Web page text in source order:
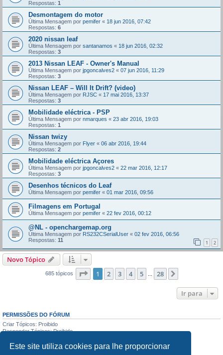
Este site utiliza cookies para lhe proporcionar
Respostas: 1
Desmontagem do motor
Última Mensagem por pemifer « 18 jun 2016, 07:42
Respostas: 6
2020 nissan leaf
Última Mensagem por santanamos « 18 jun 2016, 02:32
Respostas: 3
2013 Nissan LEAF - Owner's Manual
Última Mensagem por jpgoncalves2 « 07 jun 2016, 11:29
Respostas: 3
Nissan LEAF – Will It Drift? (video)
Última Mensagem por RJSC « 17 mai 2016, 13:37
Respostas: 3
Mobilidade eléctrica - PSP
Última Mensagem por nmarques « 23 abr 2016, 19:03
Respostas: 1
Nissan twizy
Última Mensagem por Flyer « 06 abr 2016, 19:44
Respostas: 2
Mobilidade eléctrica Açores
Última Mensagem por jpgoncalves2 « 22 mar 2016, 12:17
Respostas: 3
Desenhos técnicos do Leaf
Última Mensagem por pemifer « 01 mar 2016, 09:56
Filmagens em Portugal
Última Mensagem por pemifer « 22 fev 2016, 00:12
@NL - openchargemap.org
Última Mensagem por RS232CSerialUser « 02 fev 2016, 06:56
Respostas: 11 1 2
Novo Tópico
685 tópicos Página de 28
1 2 3 4 5 28
Ir para
PERMISSÕES DO FÓRUM
Criar Tópicos: Proibido
Responder Tópicos: Proibido
Apagar Mensagens: Proibido